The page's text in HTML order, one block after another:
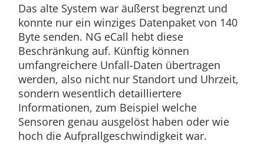
Das alte System war äußerst begrenzt und
konnte nur ein winziges Datenpaket von 140
Byte senden. NG eCall hebt diese
Beschränkung auf. Künftig können
umfangreichere Unfall-Daten übertragen
werden, also nicht nur Standort und Uhrzeit,
sondern wesentlich detailliertere
Informationen, zum Beispiel welche
Sensoren genau ausgelöst haben oder wie
hoch die Aufprallgeschwindigkeit war.